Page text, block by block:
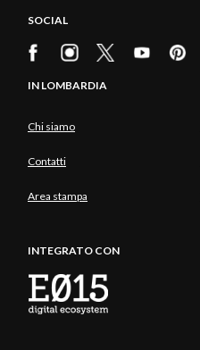
SOCIAL
IN LOMBARDIA
Chi siamo
Contatti
Area stampa
INTEGRATO CON